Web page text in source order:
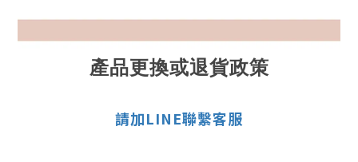
產品更換或退貨政策
請加LINE聯繫客服